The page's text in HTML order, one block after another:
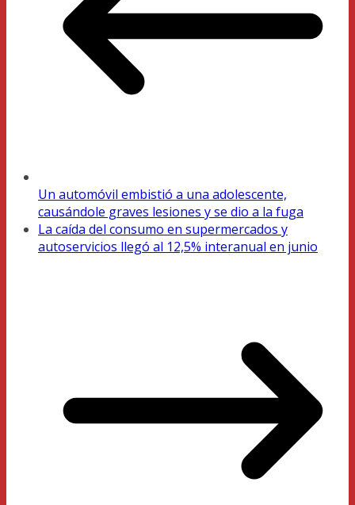
Un automóvil embistió a una adolescente,
causándole graves lesiones y se dio a la fuga
La caída del consumo en supermercados y
autoservicios llegó al 12,5% interanual en junio